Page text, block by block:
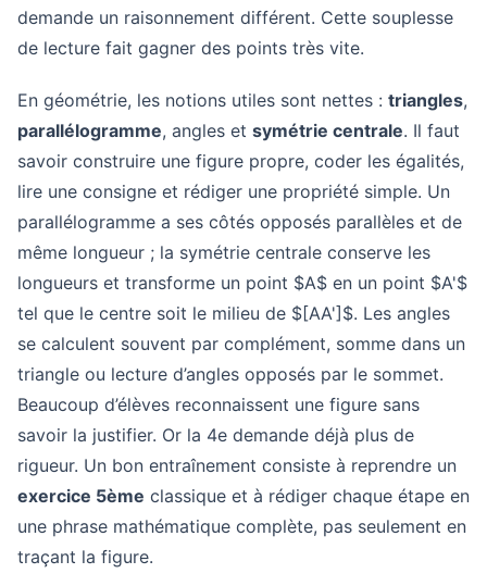
demande un raisonnement différent. Cette souplesse
de lecture fait gagner des points très vite.
En géométrie, les notions utiles sont nettes : triangles,
parallélogramme, angles et symétrie centrale. Il faut
savoir construire une figure propre, coder les égalités,
lire une consigne et rédiger une propriété simple. Un
parallélogramme a ses côtés opposés parallèles et de
même longueur ; la symétrie centrale conserve les
longueurs et transforme un point $A$ en un point $A'$
tel que le centre soit le milieu de $[AA']$. Les angles
se calculent souvent par complément, somme dans un
triangle ou lecture d’angles opposés par le sommet.
Beaucoup d’élèves reconnaissent une figure sans
savoir la justifier. Or la 4e demande déjà plus de
rigueur. Un bon entraînement consiste à reprendre un
exercice 5ème classique et à rédiger chaque étape en
une phrase mathématique complète, pas seulement en
traçant la figure.